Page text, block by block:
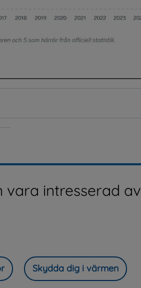
vara intresserad av
Skydda dig i värmen